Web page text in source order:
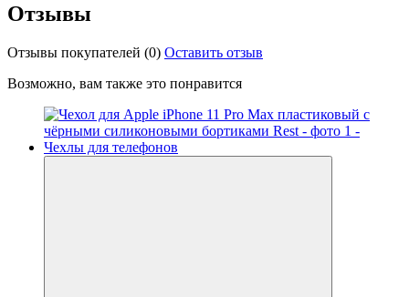
Отзывы
Отзывы покупателей (0) Оставить отзыв
Возможно, вам также это понравится